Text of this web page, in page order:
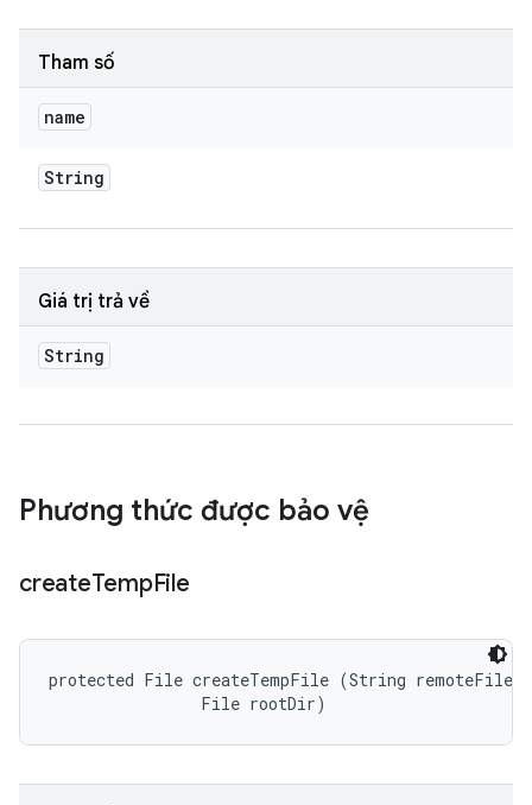
Tham số
name
String
Giá trị trả về
String
Phương thức được bảo vệ
createTempFile
protected File createTempFile (String
                File rootDir)